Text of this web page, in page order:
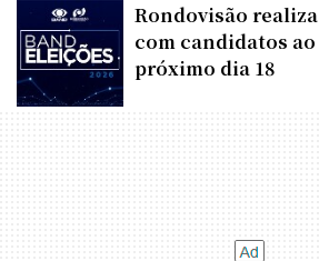
Rondovisão
com candidatos
próximo dia 18